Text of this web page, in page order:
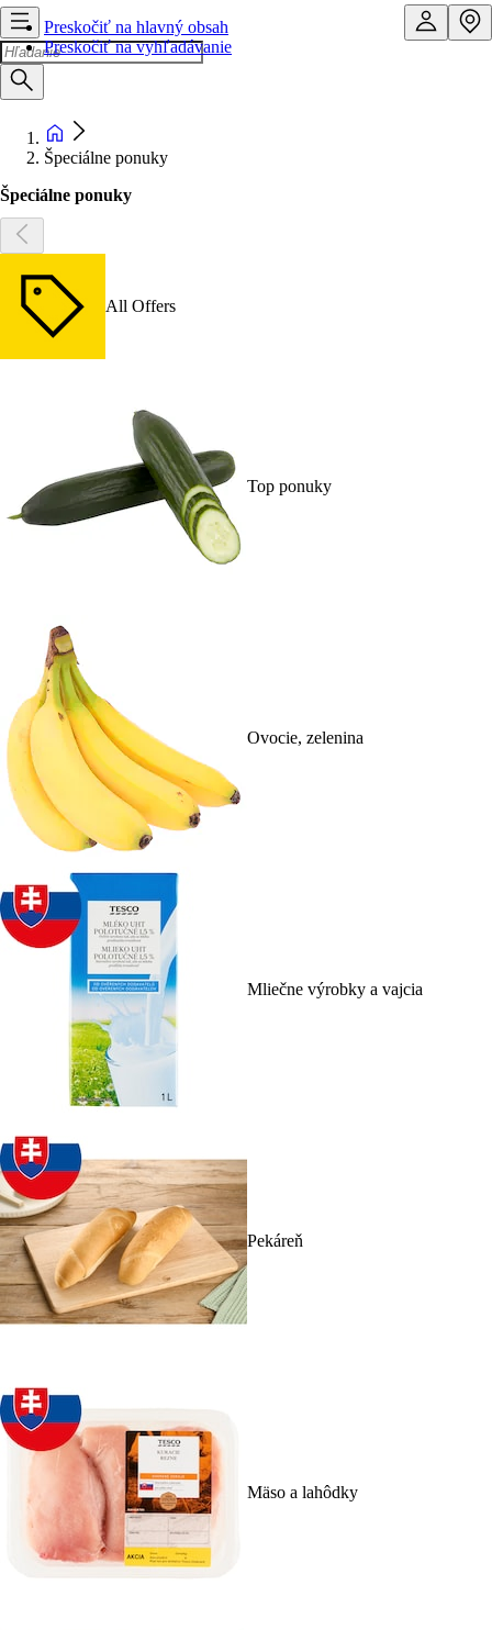
Preskočiť na hlavný obsah
Preskočiť na vyhľadávanie
Špeciálne ponuky
Špeciálne ponuky
All Offers
Top ponuky
Ovocie, zelenina
Mliečne výrobky a vajcia
Pekáreň
Mäso a lahôdky